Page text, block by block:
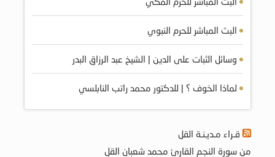
البث المباشر للحرم النبوي
وسائل الثبات على الدين | الشيخ عبد الرزاق البدر
لماذا الخوف ؟ | للدكتور محمد راتب النابلسي
قـراء مـديـنـة القل
من سورة النجم القارئ محمد شعبان القل